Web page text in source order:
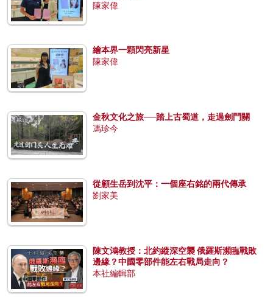
陳家偉
繪本界一顆閃亮新星
陳家偉
金秋文化之旅──踏上古蜀道，走過劍門關
馮珍今
從顧生岳到沈平：一個座右銘的兩代傳承
劉家美
陳文鴻教授：北約縱深空襲 俄羅斯瀕臨戰敗
邊緣？中國零部件能左右戰局走向？
本社編輯部